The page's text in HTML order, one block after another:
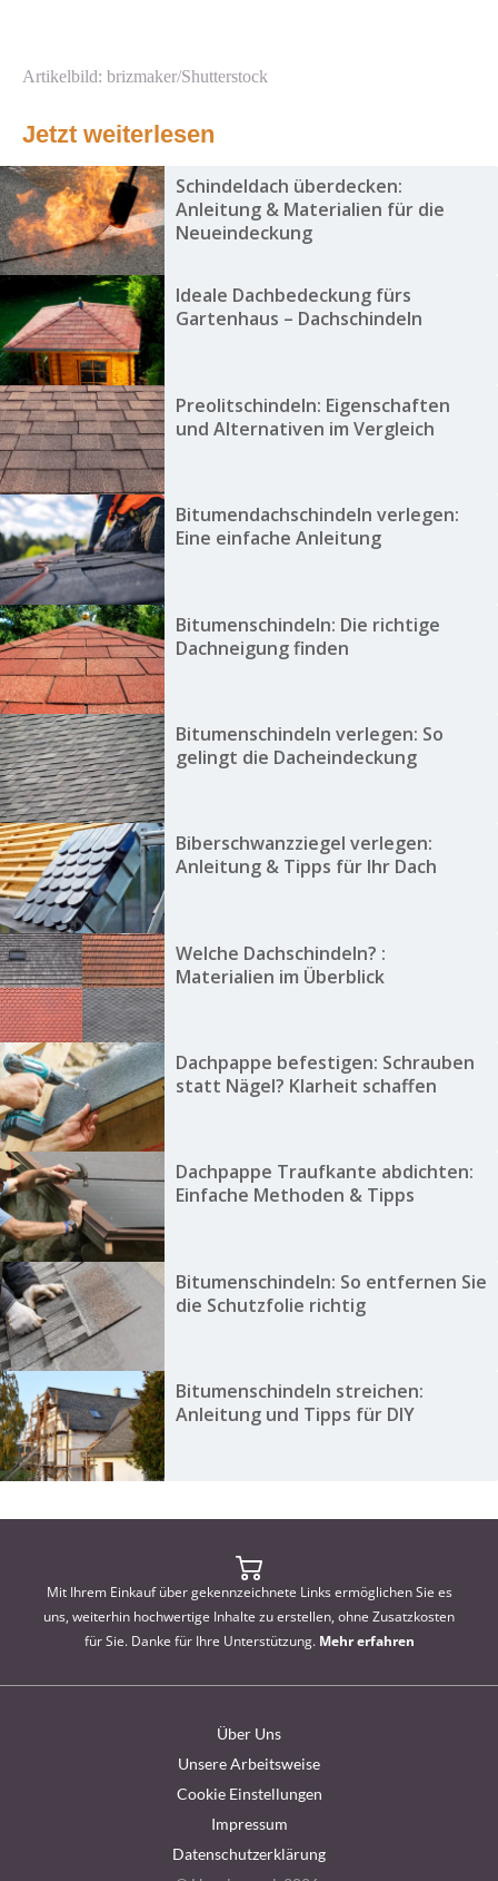
Artikelbild: brizmaker/Shutterstock
Jetzt weiterlesen
Schindeldach überdecken:
Anleitung & Materialien für die
Neueindeckung
Ideale Dachbedeckung fürs
Gartenhaus – Dachschindeln
Preolitschindeln: Eigenschaften
und Alternativen im Vergleich
Bitumendachschindeln verlegen:
Eine einfache Anleitung
Bitumenschindeln: Die richtige
Dachneigung finden
Bitumenschindeln verlegen: So
gelingt die Dacheindeckung
Biberschwanzziegel verlegen:
Anleitung & Tipps für Ihr Dach
Welche Dachschindeln? :
Materialien im Überblick
Dachpappe befestigen: Schrauben
statt Nägel? Klarheit schaffen
Dachpappe Traufkante abdichten:
Einfache Methoden & Tipps
Bitumenschindeln: So entfernen Sie
die Schutzfolie richtig
Bitumenschindeln streichen:
Anleitung und Tipps für DIY
Mit Ihrem Einkauf über gekennzeichnete Links ermöglichen Sie es
uns, weiterhin hochwertige Inhalte zu erstellen, ohne Zusatzkosten
für Sie. Danke für Ihre Unterstützung. Mehr erfahren
Über Uns
Unsere Arbeitsweise
Cookie Einstellungen
Impressum
Datenschutzerklärung